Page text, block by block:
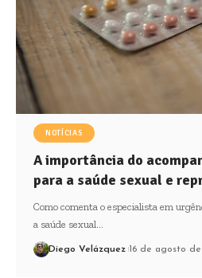
NOTÍCIAS
A importância do
para a saúde sexual e
Como comenta o especialista em
a saúde sexual…
Diego Velázquez 16 de agosto de